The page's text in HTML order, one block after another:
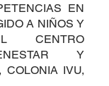
EN
A NIÑOS Y
CENTRO
Y
COLONIA IVU,